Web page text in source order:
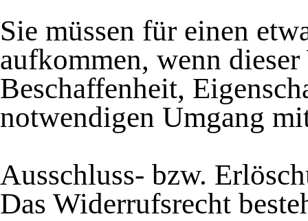
Sie müssen für einen
aufkommen, wenn
Beschaffenheit,
notwendigen Umgang
Ausschluss- bzw.
Das Widerrufsrecht